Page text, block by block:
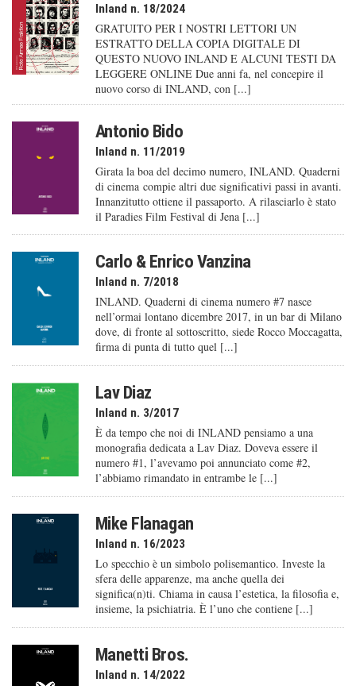
Inland n. 18/2024
GRATUITO PER I NOSTRI LETTORI UN
ESTRATTO DELLA COPIA DIGITALE DI
QUESTO NUOVO INLAND E ALCUNI TESTI DA
LEGGERE ONLINE Due anni fa, nel concepire il
nuovo corso di INLAND, con [...]
Antonio Bido
Inland n. 11/2019
Girata la boa del decimo numero, INLAND. Quaderni
di cinema compie altri due significativi passi in avanti.
Innanzitutto ottiene il passaporto. A rilasciarlo è stato
il Paradies Film Festival di Jena [...]
Carlo & Enrico Vanzina
Inland n. 7/2018
INLAND. Quaderni di cinema numero #7 nasce
nell’ormai lontano dicembre 2017, in un bar di Milano
dove, di fronte al sottoscritto, siede Rocco Moccagatta,
firma di punta di tutto quel [...]
Lav Diaz
Inland n. 3/2017
È da tempo che noi di INLAND pensiamo a una
monografia dedicata a Lav Diaz. Doveva essere il
numero #1, l’avevamo poi annunciato come #2,
l’abbiamo rimandato in entrambe le [...]
Mike Flanagan
Inland n. 16/2023
Lo specchio è un simbolo polisemantico. Investe la
sfera delle apparenze, ma anche quella dei
significa(n)ti. Chiama in causa l’estetica, la filosofia e,
insieme, la psichiatria. È l’uno che contiene [...]
Manetti Bros.
Inland n. 14/2022